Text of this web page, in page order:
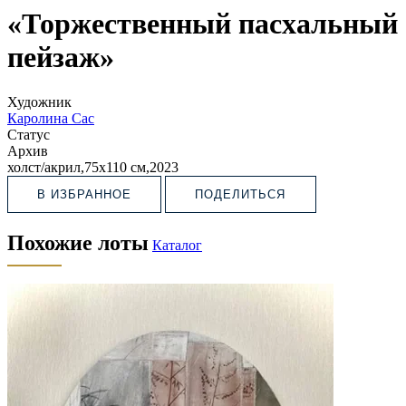
«Торжественный пасхальный
пейзаж»
Художник
Каролина Сас
Статус
Архив
холст/акрил,75х110 см,2023
В ИЗБРАННОЕ ПОДЕЛИТЬСЯ
Похожие лоты Каталог